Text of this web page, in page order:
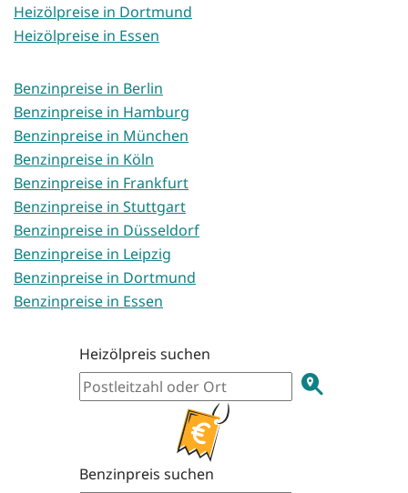
Heizölpreise in Dortmund
Heizölpreise in Essen
Benzinpreise in Berlin
Benzinpreise in Hamburg
Benzinpreise in München
Benzinpreise in Köln
Benzinpreise in Frankfurt
Benzinpreise in Stuttgart
Benzinpreise in Düsseldorf
Benzinpreise in Leipzig
Benzinpreise in Dortmund
Benzinpreise in Essen
Heizölpreis suchen
Benzinpreis suchen